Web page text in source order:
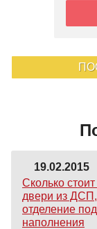
19.02.2015
Сколько
двери из
отделение
наполнения